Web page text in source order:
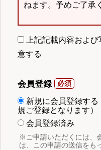
ねます。予めご了承
上記記載内容およ
意する
会員登録
新規に会員登録す
規ご登録となります）
会員登録済み
※ご申請いただくには、
は、この申請の送信をも